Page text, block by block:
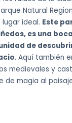
Natural
lugar ideal. Este
es una
de
. Aquí también
medievales y
de magia al